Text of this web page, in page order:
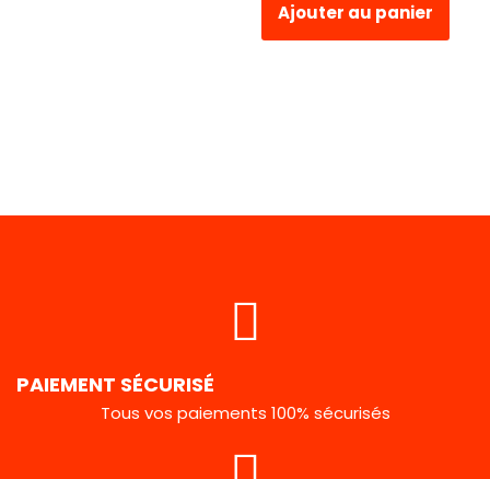
Ajouter au panier
PAIEMENT SÉCURISÉ
Tous vos paiements 100% sécurisés